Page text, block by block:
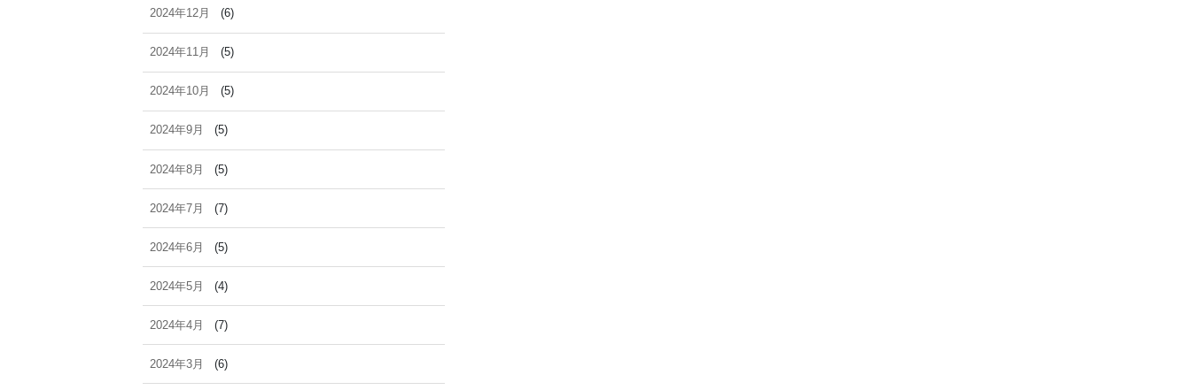
2024年12月 (6)
2024年11月 (5)
2024年10月 (5)
2024年9月 (5)
2024年8月 (5)
2024年7月 (7)
2024年6月 (5)
2024年5月 (4)
2024年4月 (7)
2024年3月 (6)